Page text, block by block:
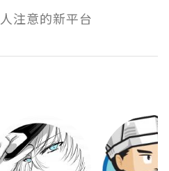
注意的新平台